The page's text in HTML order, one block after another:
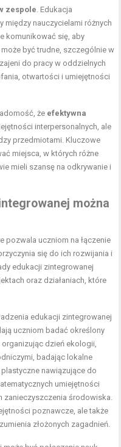
zespole . Edukacja
między nauczycielami różnych
komunikować się, aby
być trudne, szczególnie w
do pracy w oddzielnych
otwartości i umiejętności
że efektywna
interpersonalnych, ale
przedmiotami. Kluczowe
miejsca, w których różne
mieli szansę na odkrywanie i
można
pozwala uczniom na łączenie
się do ich rozwijania i
edukacji zintegrowanej
oraz działaniach, które
edukacji zintegrowanej
uczniom badać określony
dzień ekologii,
badając lokalne
nawiązujące do
umiejętności
zanieczyszczenia środowiska.
poznawcze, ale także
złożonych zagadnień.